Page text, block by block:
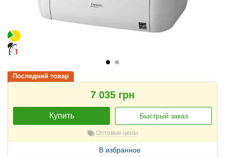
Последний товар
7 035 грн
Купить Быстрый заказ
Оптовые цены
В избранное